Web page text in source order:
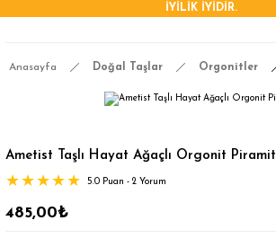
İYİLİK İYİDİR.
Anasayfa Doğal Taşlar Orgonitler
Ametist Taşlı Hayat Ağaçlı Orgonit Piramit
5.0 Puan - 2 Yorum
485,00₺